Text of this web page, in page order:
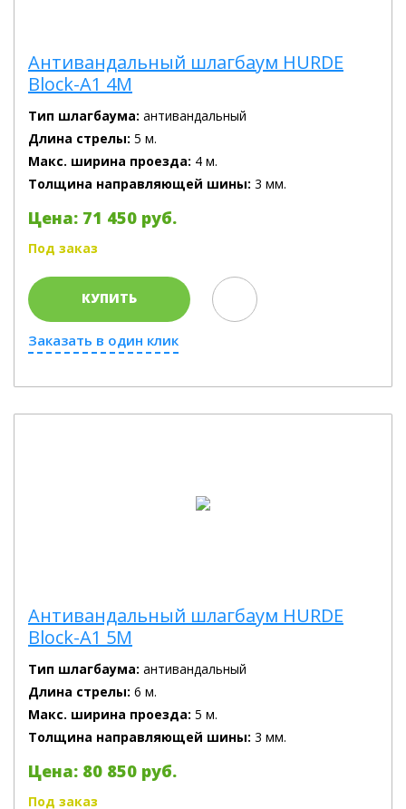
Антивандальный шлагбаум HURDE
Block-A1 4M
Тип шлагбаума: антивандальный
Длина стрелы: 5 м.
Макс. ширина проезда: 4 м.
Толщина направляющей шины: 3 мм.
Цена: 71 450 руб.
Под заказ
КУПИТЬ
Заказать в один клик
Антивандальный шлагбаум HURDE
Block-A1 5M
Тип шлагбаума: антивандальный
Длина стрелы: 6 м.
Макс. ширина проезда: 5 м.
Толщина направляющей шины: 3 мм.
Цена: 80 850 руб.
Под заказ